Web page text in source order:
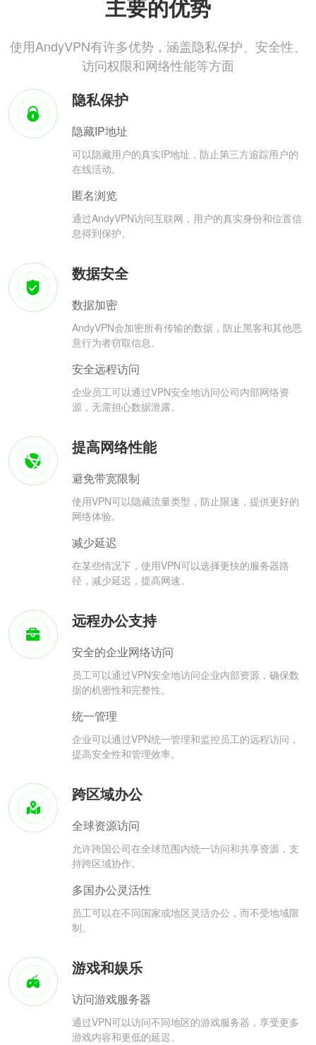
主要的优势
使用AndyVPN有许多优势，涵盖隐私保护、安全性、
访问权限和网络性能等方面
隐私保护
隐藏IP地址
可以隐藏用户的真实IP地址，防止第三方追踪用户的
在线活动。
匿名浏览
通过AndyVPN访问互联网，用户的真实身份和位置信
息得到保护。
数据安全
数据加密
AndyVPN会加密所有传输的数据，防止黑客和其他恶
意行为者窃取信息。
安全远程访问
企业员工可以通过VPN安全地访问公司内部网络资
源，无需担心数据泄露。
提高网络性能
避免带宽限制
使用VPN可以隐藏流量类型，防止限速，提供更好的
网络体验。
减少延迟
在某些情况下，使用VPN可以选择更快的服务器路
径，减少延迟，提高网速。
远程办公支持
安全的企业网络访问
员工可以通过VPN安全地访问企业内部资源，确保数
据的机密性和完整性。
统一管理
企业可以通过VPN统一管理和监控员工的远程访问，
提高安全性和管理效率。
跨区域办公
全球资源访问
允许跨国公司在全球范围内统一访问和共享资源，支
持跨区域协作。
多国办公灵活性
员工可以在不同国家或地区灵活办公，而不受地域限
制。
游戏和娱乐
访问游戏服务器
通过VPN可以访问不同地区的游戏服务器，享受更多
游戏内容和更低的延迟。